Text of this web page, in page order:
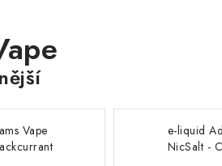
Vape
e-liquid
NicSalt -